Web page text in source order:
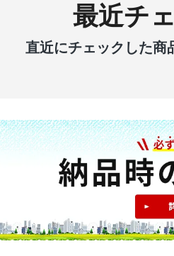
最近チ
直近にチェックした商